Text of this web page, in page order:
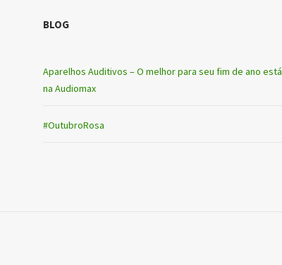
BLOG
Aparelhos Auditivos – O melhor para seu fim de ano está
na Audiomax
#OutubroRosa